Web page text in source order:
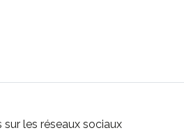
sur les réseaux sociaux